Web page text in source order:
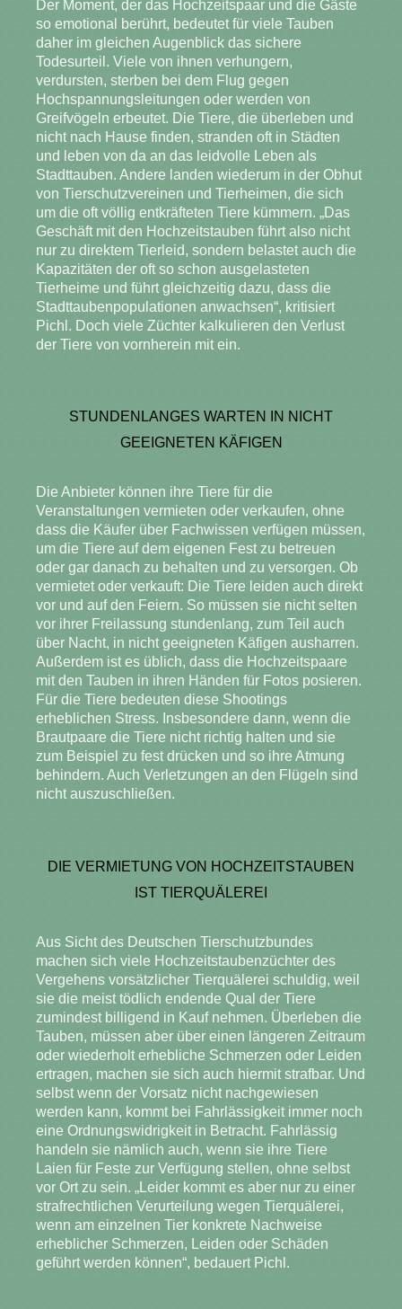
Der Moment, der das Hochzeitspaar und die Gäste
so emotional berührt, bedeutet für viele Tauben
daher im gleichen Augenblick das sichere
Todesurteil. Viele von ihnen verhungern,
verdursten, sterben bei dem Flug gegen
Hochspannungsleitungen oder werden von
Greifvögeln erbeutet. Die Tiere, die überleben und
nicht nach Hause finden, stranden oft in Städten
und leben von da an das leidvolle Leben als
Stadttauben. Andere landen wiederum in der Obhut
von Tierschutzvereinen und Tierheimen, die sich
um die oft völlig entkräfteten Tiere kümmern. „Das
Geschäft mit den Hochzeitstauben führt also nicht
nur zu direktem Tierleid, sondern belastet auch die
Kapazitäten der oft so schon ausgelasteten
Tierheime und führt gleichzeitig dazu, dass die
Stadttaubenpopulationen anwachsen“, kritisiert
Pichl. Doch viele Züchter kalkulieren den Verlust
der Tiere von vornherein mit ein.
STUNDENLANGES WARTEN IN NICHT
GEEIGNETEN KÄFIGEN
Die Anbieter können ihre Tiere für die
Veranstaltungen vermieten oder verkaufen, ohne
dass die Käufer über Fachwissen verfügen müssen,
um die Tiere auf dem eigenen Fest zu betreuen
oder gar danach zu behalten und zu versorgen. Ob
vermietet oder verkauft: Die Tiere leiden auch direkt
vor und auf den Feiern. So müssen sie nicht selten
vor ihrer Freilassung stundenlang, zum Teil auch
über Nacht, in nicht geeigneten Käfigen ausharren.
Außerdem ist es üblich, dass die Hochzeitspaare
mit den Tauben in ihren Händen für Fotos posieren.
Für die Tiere bedeuten diese Shootings
erheblichen Stress. Insbesondere dann, wenn die
Brautpaare die Tiere nicht richtig halten und sie
zum Beispiel zu fest drücken und so ihre Atmung
behindern. Auch Verletzungen an den Flügeln sind
nicht auszuschließen.
DIE VERMIETUNG VON HOCHZEITSTAUBEN
IST TIERQUÄLEREI
Aus Sicht des Deutschen Tierschutzbundes
machen sich viele Hochzeitstaubenzüchter des
Vergehens vorsätzlicher Tierquälerei schuldig, weil
sie die meist tödlich endende Qual der Tiere
zumindest billigend in Kauf nehmen. Überleben die
Tauben, müssen aber über einen längeren Zeitraum
oder wiederholt erhebliche Schmerzen oder Leiden
ertragen, machen sie sich auch hiermit strafbar. Und
selbst wenn der Vorsatz nicht nachgewiesen
werden kann, kommt bei Fahrlässigkeit immer noch
eine Ordnungswidrigkeit in Betracht. Fahrlässig
handeln sie nämlich auch, wenn sie ihre Tiere
Laien für Feste zur Verfügung stellen, ohne selbst
vor Ort zu sein. „Leider kommt es aber nur zu einer
strafrechtlichen Verurteilung wegen Tierquälerei,
wenn am einzelnen Tier konkrete Nachweise
erheblicher Schmerzen, Leiden oder Schäden
geführt werden können“, bedauert Pichl.